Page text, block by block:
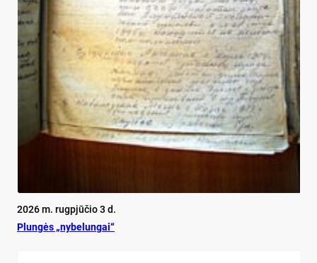
2026 m. rugpjūčio 3 d.
Plun­gės „ny­be­lun­gai“